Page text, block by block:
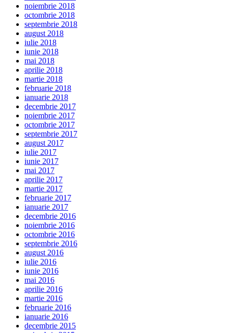
noiembrie 2018
octombrie 2018
septembrie 2018
august 2018
iulie 2018
iunie 2018
mai 2018
aprilie 2018
martie 2018
februarie 2018
ianuarie 2018
decembrie 2017
noiembrie 2017
octombrie 2017
septembrie 2017
august 2017
iulie 2017
iunie 2017
mai 2017
aprilie 2017
martie 2017
februarie 2017
ianuarie 2017
decembrie 2016
noiembrie 2016
octombrie 2016
septembrie 2016
august 2016
iulie 2016
iunie 2016
mai 2016
aprilie 2016
martie 2016
februarie 2016
ianuarie 2016
decembrie 2015